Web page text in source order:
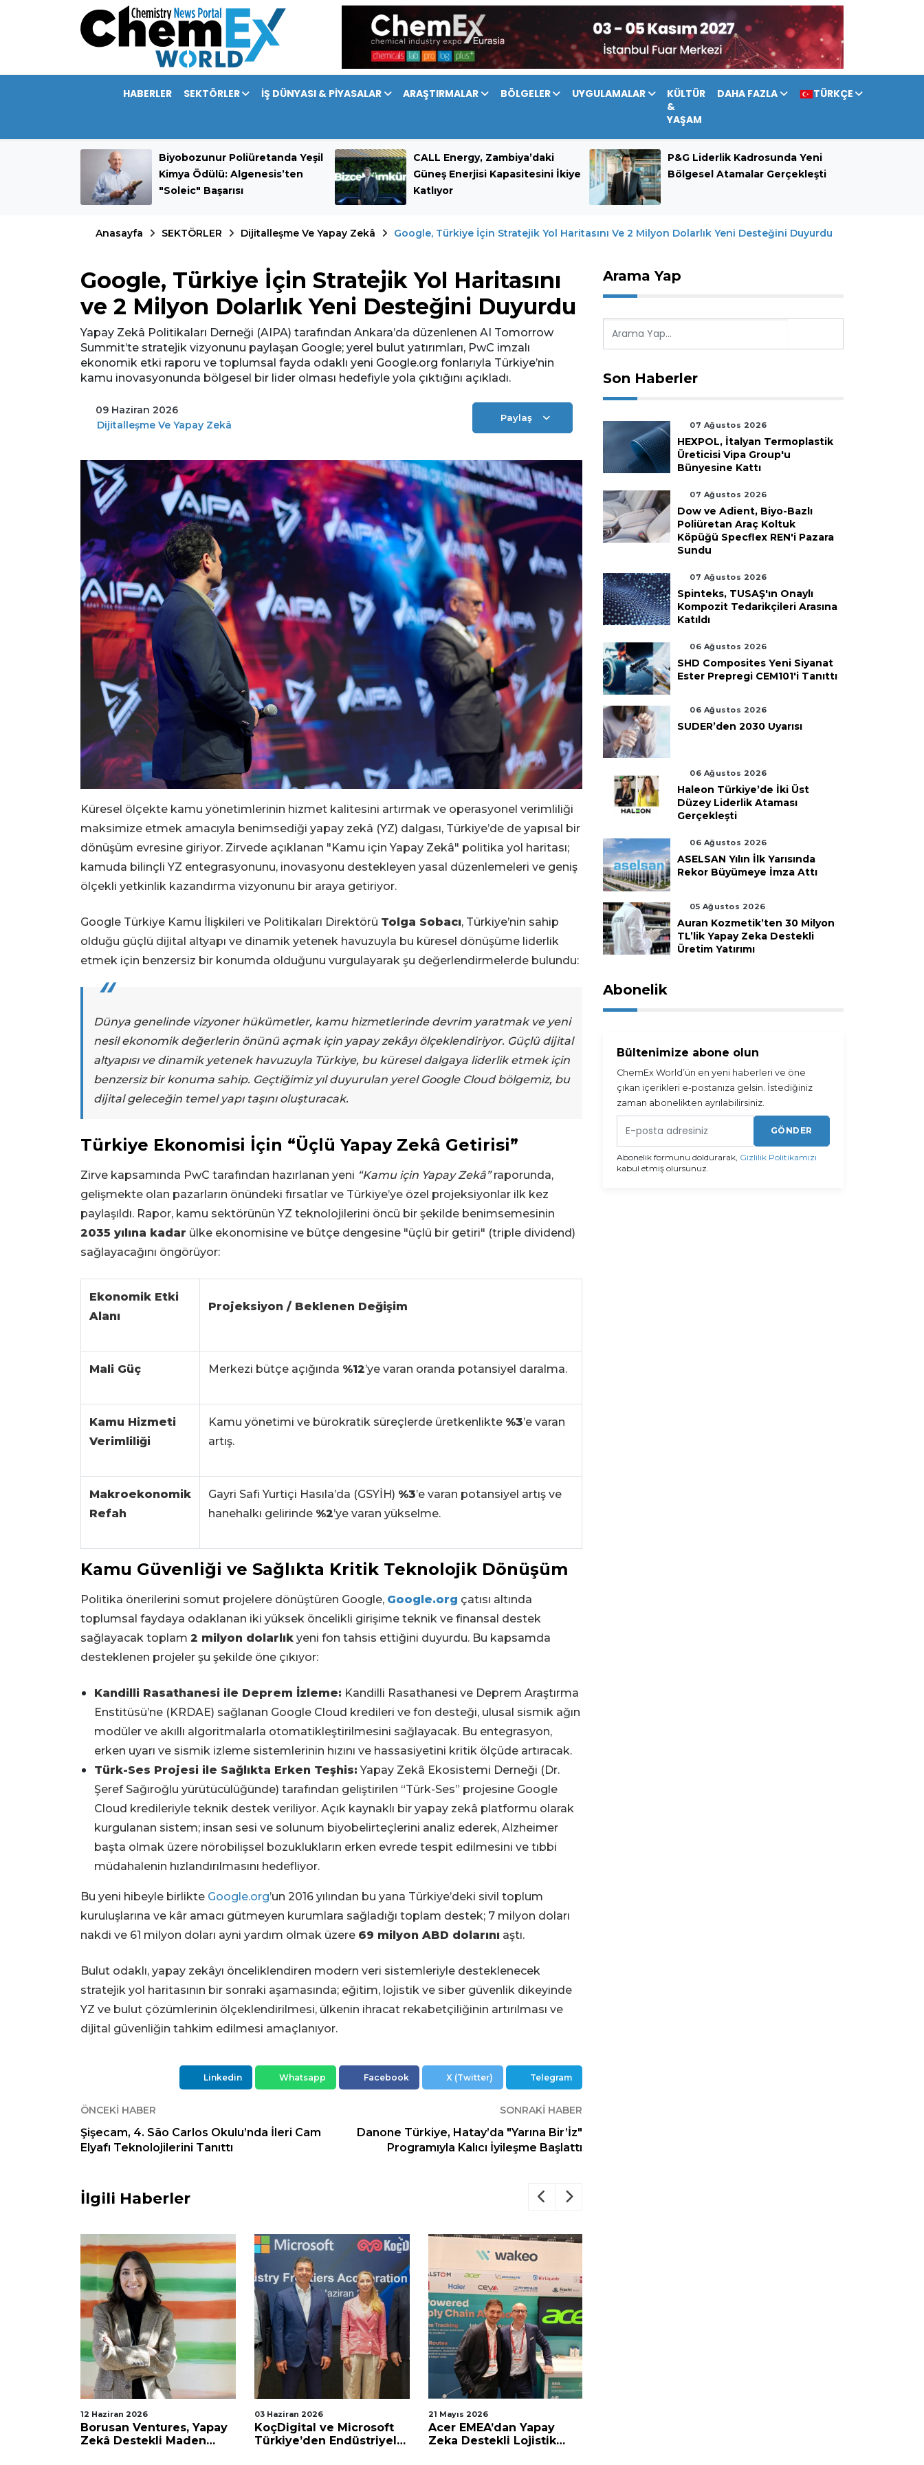
HABERLER SEKTÖRLER İŞ DÜNYASI & PİYASALAR ARAŞTIRMALAR BÖLGELER UYGULAMALAR
KÜLTÜR
&
YAŞAM
DAHA FAZLA TÜRKÇE
Biyobozunur Poliüretanda Yeşil
Kimya Ödülü: Algenesis’ten
"Soleic" Başarısı
CALL Energy, Zambiya’daki
Güneş Enerjisi Kapasitesini İkiye
Katlıyor
P&G Liderlik Kadrosunda Yeni
Bölgesel Atamalar Gerçekleşti
Anasayfa SEKTÖRLER Dijitalleşme Ve Yapay Zekâ Google, Türkiye İçin Stratejik Yol Haritasını Ve 2 Milyon Dolarlık Yeni Desteğini Duyurdu
Google, Türkiye İçin Stratejik Yol Haritasını
ve 2 Milyon Dolarlık Yeni Desteğini Duyurdu
Yapay Zekâ Politikaları Derneği (AIPA) tarafından Ankara’da düzenlenen AI Tomorrow
Summit’te stratejik vizyonunu paylaşan Google; yerel bulut yatırımları, PwC imzalı
ekonomik etki raporu ve toplumsal fayda odaklı yeni Google.org fonlarıyla Türkiye’nin
kamu inovasyonunda bölgesel bir lider olması hedefiyle yola çıktığını açıkladı.
09 Haziran 2026
Dijitalleşme Ve Yapay Zekâ
Paylaş
Küresel ölçekte kamu yönetimlerinin hizmet kalitesini artırmak ve operasyonel verimliliği
maksimize etmek amacıyla benimsediği yapay zekâ (YZ) dalgası, Türkiye’de de yapısal bir
dönüşüm evresine giriyor. Zirvede açıklanan "Kamu için Yapay Zekâ" politika yol haritası;
kamuda bilinçli YZ entegrasyonunu, inovasyonu destekleyen yasal düzenlemeleri ve geniş
ölçekli yetkinlik kazandırma vizyonunu bir araya getiriyor.
Google Türkiye Kamu İlişkileri ve Politikaları Direktörü Tolga Sobacı, Türkiye’nin sahip
olduğu güçlü dijital altyapı ve dinamik yetenek havuzuyla bu küresel dönüşüme liderlik
etmek için benzersiz bir konumda olduğunu vurgulayarak şu değerlendirmelerde bulundu:
Dünya genelinde vizyoner hükümetler, kamu hizmetlerinde devrim yaratmak ve yeni
nesil ekonomik değerlerin önünü açmak için yapay zekâyı ölçeklendiriyor. Güçlü dijital
altyapısı ve dinamik yetenek havuzuyla Türkiye, bu küresel dalgaya liderlik etmek için
benzersiz bir konuma sahip. Geçtiğimiz yıl duyurulan yerel Google Cloud bölgemiz, bu
dijital geleceğin temel yapı taşını oluşturacak.
Türkiye Ekonomisi İçin “Üçlü Yapay Zekâ Getirisi”
Zirve kapsamında PwC tarafından hazırlanan yeni “Kamu için Yapay Zekâ”raporunda,
gelişmekte olan pazarların önündeki fırsatlar ve Türkiye’ye özel projeksiyonlar ilk kez
paylaşıldı. Rapor, kamu sektörünün YZ teknolojilerini öncü bir şekilde benimsemesinin
2035 yılına kadar ülke ekonomisine ve bütçe dengesine "üçlü bir getiri" (triple dividend)
sağlayacağını öngörüyor:
Ekonomik Etki
Alanı
Projeksiyon / Beklenen Değişim
Mali Güç Merkezi bütçe açığında %12’ye varan oranda potansiyel daralma.
Kamu Hizmeti
Verimliliği
Kamu yönetimi ve bürokratik süreçlerde üretkenlikte %3’e varan
artış.
Makroekonomik
Refah
Gayri Safi Yurtiçi Hasıla’da (GSYİH) %3’e varan potansiyel artış ve
hanehalkı gelirinde %2’ye varan yükselme.
Kamu Güvenliği ve Sağlıkta Kritik Teknolojik Dönüşüm
Politika önerilerini somut projelere dönüştüren Google, Google.org çatısı altında
toplumsal faydaya odaklanan iki yüksek öncelikli girişime teknik ve finansal destek
sağlayacak toplam 2 milyon dolarlık yeni fon tahsis ettiğini duyurdu. Bu kapsamda
desteklenen projeler şu şekilde öne çıkıyor:
Kandilli Rasathanesi ile Deprem İzleme: Kandilli Rasathanesi ve Deprem Araştırma
Enstitüsü’ne (KRDAE) sağlanan Google Cloud kredileri ve fon desteği, ulusal sismik ağın
modüler ve akıllı algoritmalarla otomatikleştirilmesini sağlayacak. Bu entegrasyon,
erken uyarı ve sismik izleme sistemlerinin hızını ve hassasiyetini kritik ölçüde artıracak.
Türk-Ses Projesi ile Sağlıkta Erken Teşhis: Yapay Zekâ Ekosistemi Derneği (Dr.
Şeref Sağıroğlu yürütücülüğünde) tarafından geliştirilen “Türk-Ses” projesine Google
Cloud kredileriyle teknik destek veriliyor. Açık kaynaklı bir yapay zekâ platformu olarak
kurgulanan sistem; insan sesi ve solunum biyobelirteçlerini analiz ederek, Alzheimer
başta olmak üzere nörobilişsel bozuklukların erken evrede tespit edilmesini ve tıbbi
müdahalenin hızlandırılmasını hedefliyor.
Bu yeni hibeyle birlikte Google.org’un 2016 yılından bu yana Türkiye’deki sivil toplum
kuruluşlarına ve kâr amacı gütmeyen kurumlara sağladığı toplam destek; 7 milyon doları
nakdi ve 61 milyon doları ayni yardım olmak üzere 69 milyon ABD dolarını aştı.
Bulut odaklı, yapay zekâyı önceliklendiren modern veri sistemleriyle desteklenecek
stratejik yol haritasının bir sonraki aşamasında; eğitim, lojistik ve siber güvenlik dikeyinde
YZ ve bulut çözümlerinin ölçeklendirilmesi, ülkenin ihracat rekabetçiliğinin artırılması ve
dijital güvenliğin tahkim edilmesi amaçlanıyor.
Linkedin Whatsapp Facebook X (Twitter) Telegram
ÖNCEKI HABER
Şişecam, 4. São Carlos Okulu’nda İleri Cam
Elyafı Teknolojilerini Tanıttı
SONRAKI HABER
Danone Türkiye, Hatay’da "Yarına Bir’İz"
Programıyla Kalıcı İyileşme Başlattı
İlgili Haberler
12 Haziran 2026
Borusan Ventures, Yapay
Zekâ Destekli Maden
03 Haziran 2026
KoçDigital ve Microsoft
Türkiye’den Endüstriyel
21 Mayıs 2026
Acer EMEA’dan Yapay
Zeka Destekli Lojistik
Arama Yap
Son Haberler
07 Ağustos 2026
HEXPOL, İtalyan Termoplastik
Üreticisi Vipa Group'u
Bünyesine Kattı
07 Ağustos 2026
Dow ve Adient, Biyo-Bazlı
Poliüretan Araç Koltuk
Köpüğü Specflex REN'i Pazara
Sundu
07 Ağustos 2026
Spinteks, TUSAŞ'ın Onaylı
Kompozit Tedarikçileri Arasına
Katıldı
06 Ağustos 2026
SHD Composites Yeni Siyanat
Ester Prepregi CEM101'i Tanıttı
06 Ağustos 2026
SUDER’den 2030 Uyarısı
06 Ağustos 2026
Haleon Türkiye’de İki Üst
Düzey Liderlik Ataması
Gerçekleşti
06 Ağustos 2026
ASELSAN Yılın İlk Yarısında
Rekor Büyümeye İmza Attı
05 Ağustos 2026
Auran Kozmetik’ten 30 Milyon
TL’lik Yapay Zeka Destekli
Üretim Yatırımı
Abonelik
Bültenimize abone olun
ChemEx World’ün en yeni haberleri ve öne
çıkan içerikleri e-postanıza gelsin. İstediğiniz
zaman abonelikten ayrılabilirsiniz.
GÖNDER
Abonelik formunu doldurarak, Gizlilik Politikamızı
kabul etmiş olursunuz.